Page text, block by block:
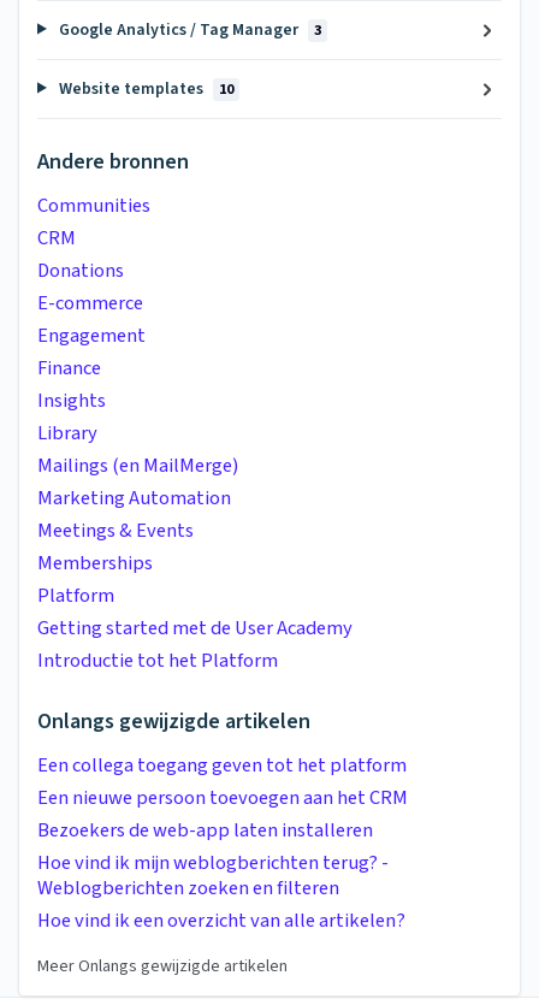
Google Analytics / Tag Manager 3
Website templates 10
Andere bronnen
Communities
CRM
Donations
E-commerce
Engagement
Finance
Insights
Library
Mailings (en MailMerge)
Marketing Automation
Meetings & Events
Memberships
Platform
Getting started met de User Academy
Introductie tot het Platform
Onlangs gewijzigde artikelen
Een collega toegang geven tot het platform
Een nieuwe persoon toevoegen aan het CRM
Bezoekers de web-app laten installeren
Hoe vind ik mijn weblogberichten terug? -
Weblogberichten zoeken en filteren
Hoe vind ik een overzicht van alle artikelen?
Meer Onlangs gewijzigde artikelen